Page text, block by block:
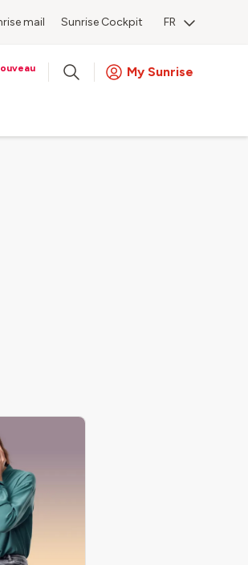
mail Sunrise Cockpit FR
My Sunrise